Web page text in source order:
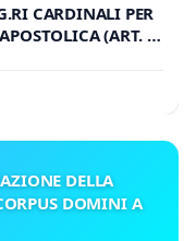
CARDINALI PER
(ART. 3
DELLA
DOMINI A